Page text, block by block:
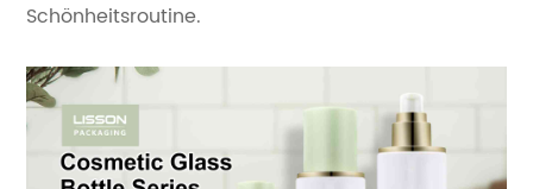
Schönheitsroutine.